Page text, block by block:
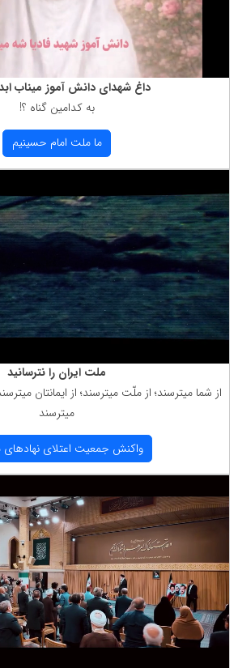
داغ شهدای دانش آموز میناب
به كدامین گناه ؟!
ما ملت امام حسینیم
ملت ایران را نترسانید
از شما میترسند؛ از ملّت میترسند؛ از ایمانتان
میترسند
واكنش جمعیت اعتلای